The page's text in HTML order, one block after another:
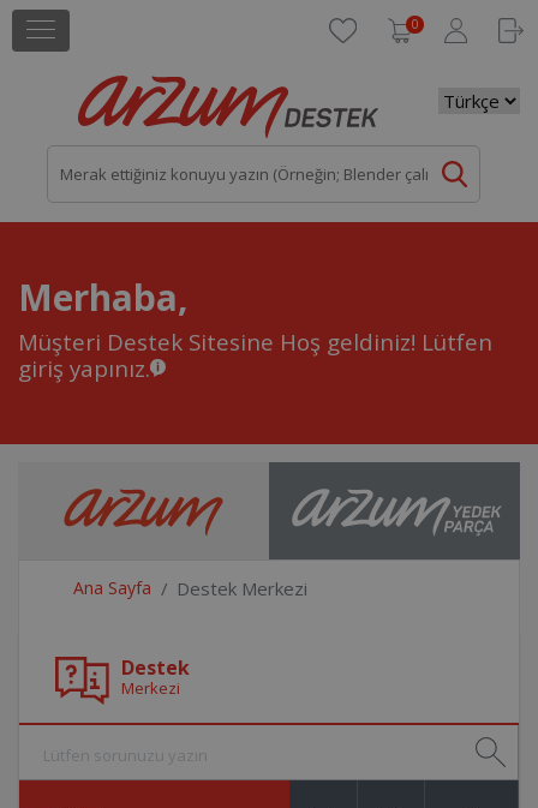
0
Merhaba,
Müşteri Destek Sitesine Hoş geldiniz! Lütfen
giriş yapınız.
Ana Sayfa Destek Merkezi
Destek
Merkezi